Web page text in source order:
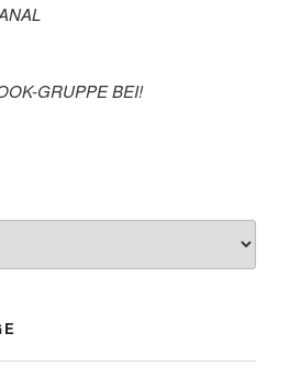
GRUPPE BEI!